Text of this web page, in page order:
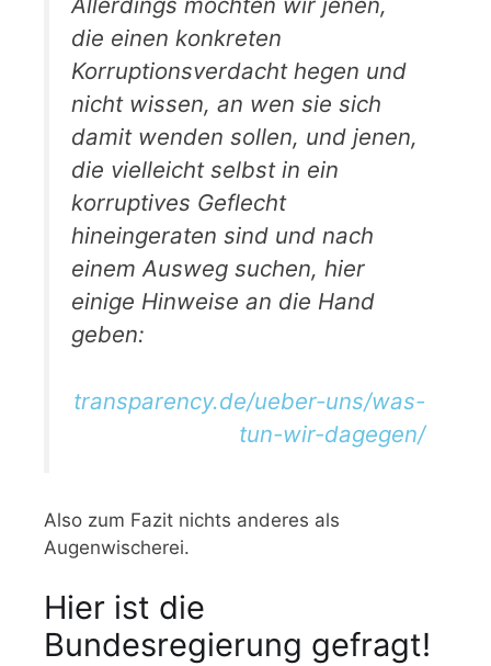
die einen konkreten
Korruptionsverdacht hegen und
nicht wissen, an wen sie sich
damit wenden sollen, und jenen,
die vielleicht selbst in ein
korruptives Geflecht
hineingeraten sind und nach
einem Ausweg suchen, hier
einige Hinweise an die Hand
geben:
transparency.de/ueber-uns/was-
tun-wir-dagegen/
Also zum Fazit nichts anderes als
Augenwischerei.
Hier ist die
Bundesregierung gefragt!